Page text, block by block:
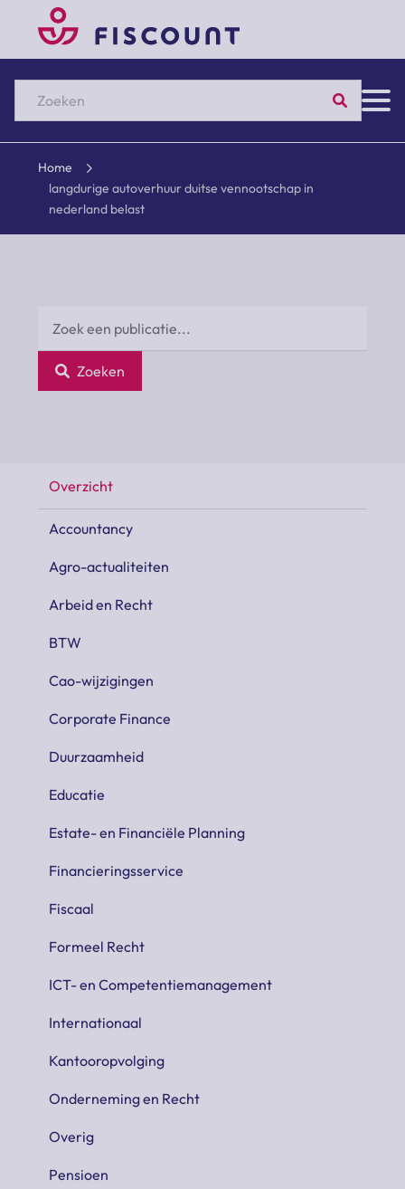
Zoeken
Home
langdurige autoverhuur duitse vennootschap in
nederland belast
Zoeken
Overzicht
Accountancy
Agro-actualiteiten
Arbeid en Recht
BTW
Cao-wijzigingen
Corporate Finance
Duurzaamheid
Educatie
Estate- en Financiële Planning
Financieringsservice
Fiscaal
Formeel Recht
ICT- en Competentiemanagement
Internationaal
Kantooropvolging
Onderneming en Recht
Overig
Pensioen